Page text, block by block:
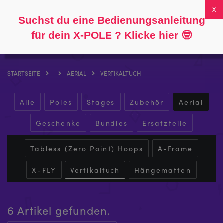
0
STARTSEITE AERIAL VERTIKALTUCH
Alle Poles Stages Zubehör Aerial
Geschenke Bundles Ersatzteile
Tabless (Zero Point) Hoops A-Frame
X-FLY Vertikaltuch Hängematten
6 Artikel gefunden.
Suchst du eine Bedienungsanleitung
für dein X-POLE ? Klicke hier 🤓